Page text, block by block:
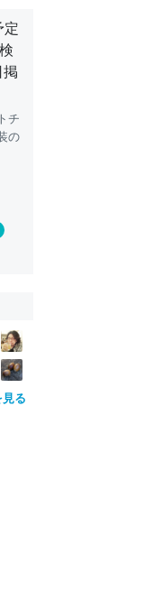
定
チ
の
る